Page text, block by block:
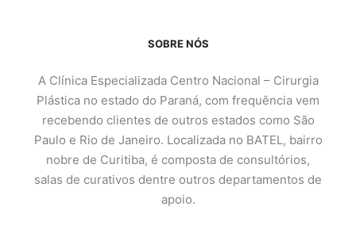
SOBRE NÓS
A Clínica Especializada Centro Nacional – Cirurgia
Plástica no estado do Paraná, com frequência vem
recebendo clientes de outros estados como São
Paulo e Rio de Janeiro. Localizada no BATEL, bairro
nobre de Curitiba, é composta de consultórios,
salas de curativos dentre outros departamentos de
apoio.